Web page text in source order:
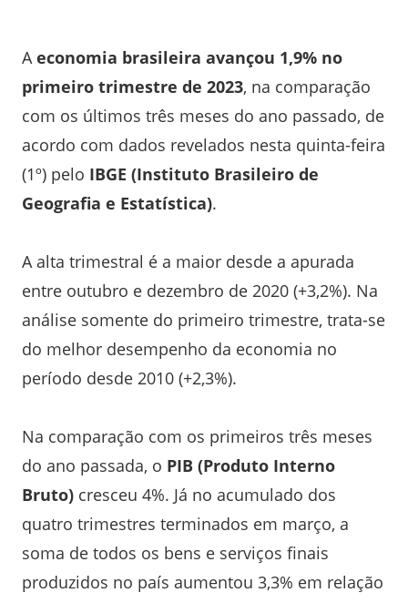
A economia brasileira avançou 1,9% no
primeiro trimestre de 2023, na comparação
com os últimos três meses do ano passado, de
acordo com dados revelados nesta quinta-feira
(1º) pelo IBGE (Instituto Brasileiro de
Geografia e Estatística).
A alta trimestral é a maior desde a apurada
entre outubro e dezembro de 2020 (+3,2%). Na
análise somente do primeiro trimestre, trata-se
do melhor desempenho da economia no
período desde 2010 (+2,3%).
Na comparação com os primeiros três meses
do ano passada, o PIB (Produto Interno
Bruto) cresceu 4%. Já no acumulado dos
quatro trimestres terminados em março, a
soma de todos os bens e serviços finais
produzidos no país aumentou 3,3% em relação